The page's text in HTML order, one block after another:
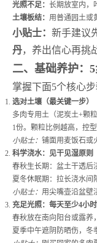
光照不足： 长期放室内，
土壤板结： 用普通园土或
小贴士： 新手建议
丹，养出信心再挑
二、基础养护：
掌握下面5个核心
选对土壤（最关键一步）
多肉专用土（泥炭土+颗
1份。颗粒比例越高，控型
小贴士： 铺面用麦饭石或
科学浇水：见干见湿原则
春秋生长期：盆土干透后
夏冬休眠期：拉长浇水间
小贴士： 用尖嘴壶沿盆壁
充足光照：每天至少4小时
春秋放在南向阳台或露养
夏季中午遮阴防晒伤，冬